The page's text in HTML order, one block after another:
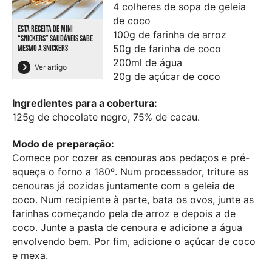
ESTA RECEITA DE MINI
“SNICKERS” SAUDÁVEIS SABE
MESMO A SNICKERS
Ver artigo
4 colheres de sopa de geleia
de coco
100g de farinha de arroz
50g de farinha de coco
200ml de água
20g de açúcar de coco
Ingredientes para a cobertura:
125g de chocolate negro, 75% de cacau.
Modo de preparação:
Comece por cozer as cenouras aos pedaços e pré-
aqueça o forno a 180º. Num processador, triture as
cenouras já cozidas juntamente com a geleia de
coco. Num recipiente à parte, bata os ovos, junte as
farinhas começando pela de arroz e depois a de
coco. Junte a pasta de cenoura e adicione a água
envolvendo bem. Por fim, adicione o açúcar de coco
e mexa.